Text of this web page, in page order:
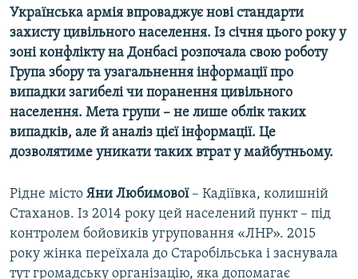
Усі сайти RFE/RL
Українська армія впроваджує нові стандарти
захисту цивільного населення. Із січня цього року у
зоні конфлікту на Донбасі розпочала свою роботу
Група збору та узагальнення інформації про
випадки загибелі чи поранення цивільного
населення. Мета групи – не лише облік таких
випадків, але й аналіз цієї інформації. Це
дозволятиме уникати таких втрат у майбутньому.
Рідне місто Яни Любимової– Кадіївка, колишній
Стаханов. Із 2014 року цей населений пункт – під
контролем бойовиків угруповання «ЛНР». 2015
року жінка переїхала до Старобільська і заснувала
тут громадську організацію, яка допомагає